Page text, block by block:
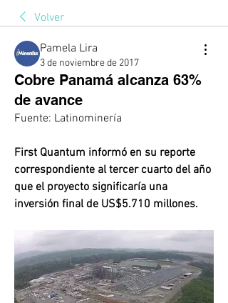
Volver
Pamela Lira
3 de noviembre de 2017
Cobre Panamá alcanza 63%
de avance
Fuente: Latinominería
First Quantum informó en su reporte
correspondiente al tercer cuarto del año
que el proyecto significaría una
inversión final de US$5.710 millones.